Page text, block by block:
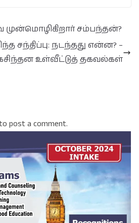
சம்பந்தன்?
சந்திப்பு: நடந்தது என்ன? –
உள்வீட்டுத் தகவல்கள்
post a comment.